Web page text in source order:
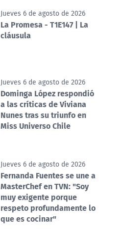
Jueves 6 de agosto de 2026
La Promesa - T1E147 | La
cláusula
Jueves 6 de agosto de 2026
Dominga López respondió
a las críticas de Viviana
Nunes tras su triunfo en
Miss Universo Chile
Jueves 6 de agosto de 2026
Fernanda Fuentes se une a
MasterChef en TVN: "Soy
muy exigente porque
respeto profundamente lo
que es cocinar"